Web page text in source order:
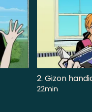
2. Gizon
22min